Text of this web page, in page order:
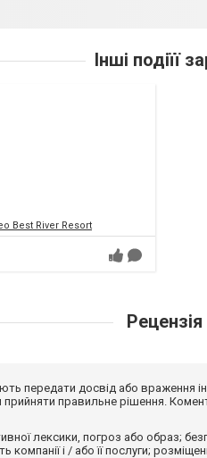
Інші подіїї
Best River Resort
Рецензія
передати досвід або
правильне рішення.
лексики, погроз або образ;
компанії і / або її послуги;